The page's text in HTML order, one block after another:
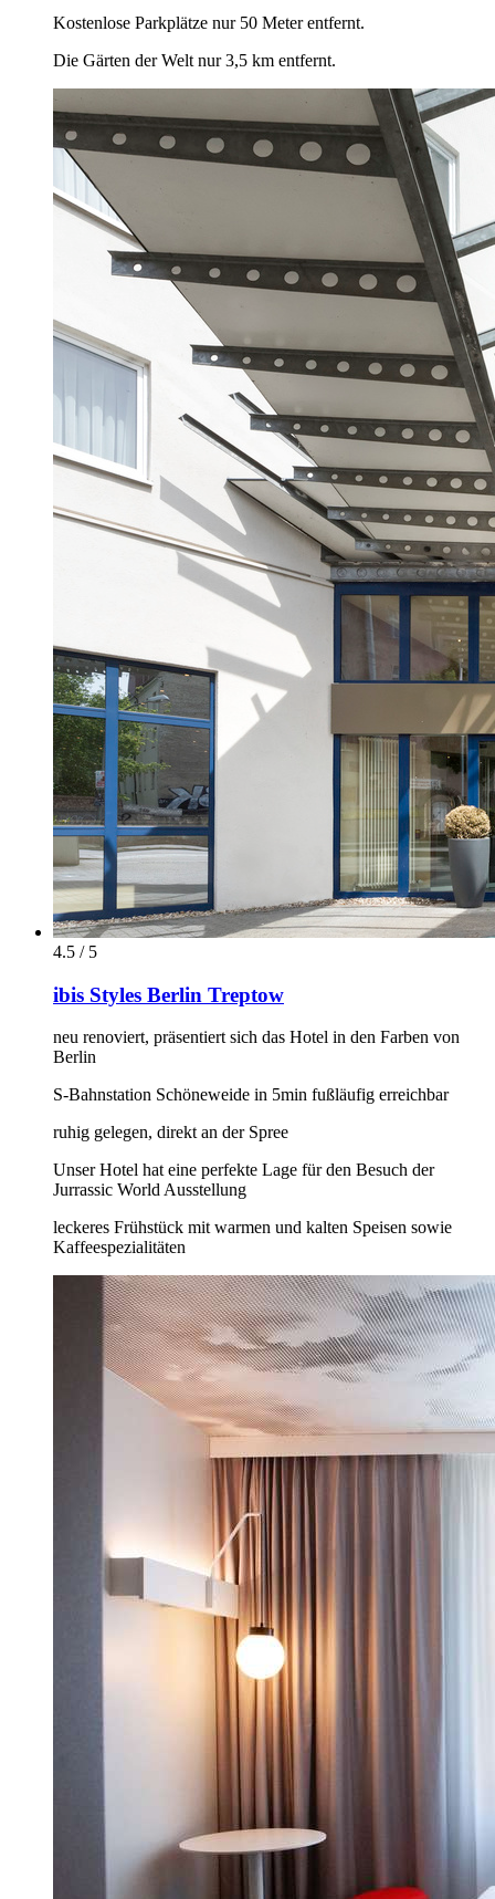
Kostenlose Parkplätze nur 50 Meter entfernt.
Die Gärten der Welt nur 3,5 km entfernt.
4.5 / 5
ibis Styles Berlin Treptow
neu renoviert, präsentiert sich das Hotel in den Farben von
Berlin
S-Bahnstation Schöneweide in 5min fußläufig erreichbar
ruhig gelegen, direkt an der Spree
Unser Hotel hat eine perfekte Lage für den Besuch der
Jurrassic World Ausstellung
leckeres Frühstück mit warmen und kalten Speisen sowie
Kaffeespezialitäten